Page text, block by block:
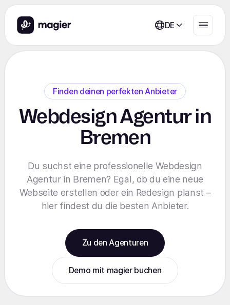
DE
Finden deinen perfekten Anbieter
Webdesign Agentur in
Bremen
Du suchst eine professionelle Webdesign
Agentur in Bremen? Egal, ob du eine neue
Webseite erstellen oder ein Redesign planst –
hier findest du die besten Anbieter.
Zu den Agenturen
Demo mit magier buchen